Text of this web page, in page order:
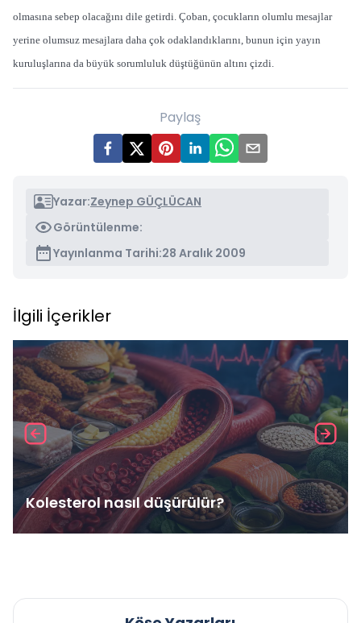
olmasına sebep olacağını dile getirdi. Çoban, çocukların olumlu mesajlar
yerine olumsuz mesajlara daha çok odaklandıklarını, bunun için yayın
kuruluşlarına da büyük sorumluluk düştüğünün altını çizdi.
Paylaş
Yazar:Zeynep GÜÇLÜCAN
Görüntülenme:
Yayınlanma Tarihi:28 Aralık 2009
İlgili İçerikler
Kolesterol nasıl düşürülür?